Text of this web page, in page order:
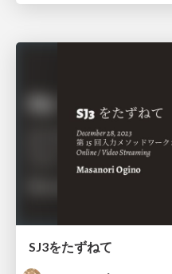
SJ3をたずねて